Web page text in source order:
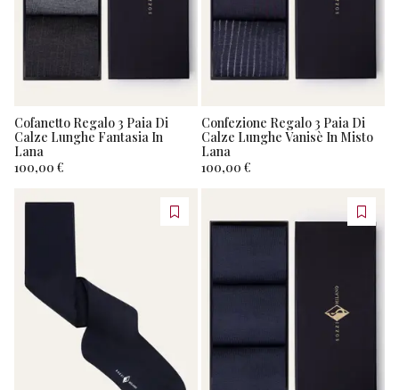
Cofanetto Regalo 3 Paia Di
Calze Lunghe Fantasia In
Lana
100,00 €
Confezione Regalo 3 Paia Di
Calze Lunghe Vanisè In Misto
Lana
100,00 €